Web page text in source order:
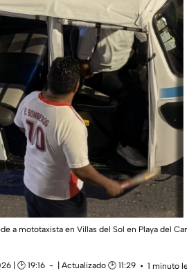
a mototaxista en Villas del Sol en Playa del
| 🕑 19:16 | Actualizado 🕑 11:29
1 minuto